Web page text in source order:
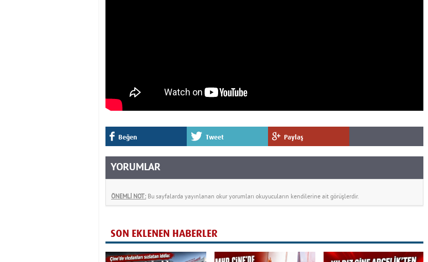
Beğen Tweet Paylaş
YORUMLAR
ÖNEMLİ NOT: Bu sayfalarda yayınlanan okur yorumları okuyucuların kendilerine ait görüşlerdir.
SON EKLENEN HABERLER